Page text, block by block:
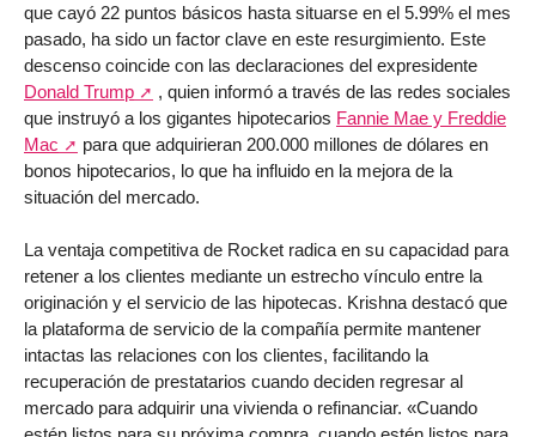
que cayó 22 puntos básicos hasta situarse en el 5.99% el mes
pasado, ha sido un factor clave en este resurgimiento. Este
descenso coincide con las declaraciones del expresidente
Donald Trump
, quien informó a través de las redes sociales
que instruyó a los gigantes hipotecarios Fannie Mae y Freddie
Mac
para que adquirieran 200.000 millones de dólares en
bonos hipotecarios, lo que ha influido en la mejora de la
situación del mercado.
La ventaja competitiva de Rocket radica en su capacidad para
retener a los clientes mediante un estrecho vínculo entre la
originación y el servicio de las hipotecas. Krishna destacó que
la plataforma de servicio de la compañía permite mantener
intactas las relaciones con los clientes, facilitando la
recuperación de prestatarios cuando deciden regresar al
mercado para adquirir una vivienda o refinanciar. «Cuando